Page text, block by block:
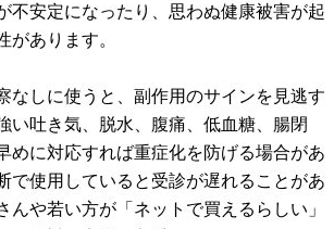
不安定になったり、思わぬ健康被害が起
があります。
なしに使うと、副作用のサインを見逃す
い吐き気、脱水、腹痛、低血糖、腸閉
めに対応すれば重症化を防げる場合があ
で使用していると受診が遅れることがあ
んや若い方が「ネットで買えるらしい」